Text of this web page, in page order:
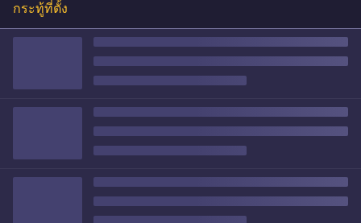
กระทู้ที่ตั้ง